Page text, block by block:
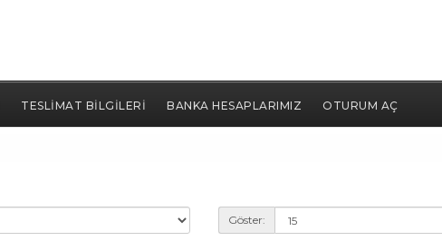
TESLIMAT BILGILERI BANKA HESAPLARIMIZ OTURUM AÇ
Göster: